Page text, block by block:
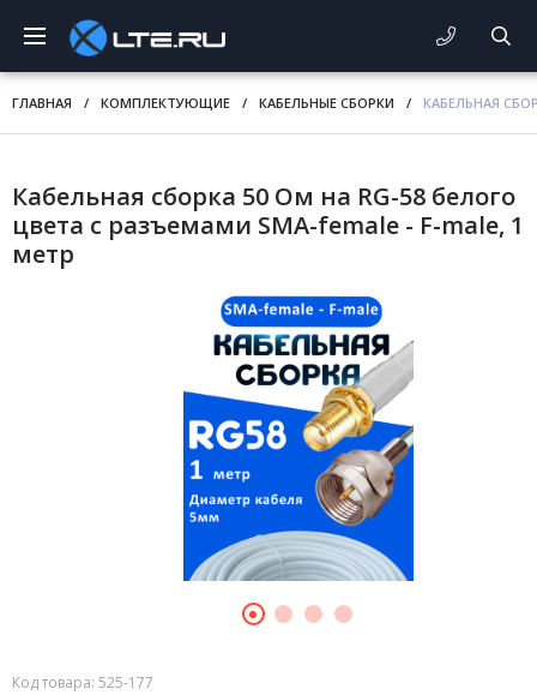
ГЛАВНАЯ / КОМПЛЕКТУЮЩИЕ / КАБЕЛЬНЫЕ СБОРКИ / КАБЕЛЬНАЯ
Кабельная сборка 50 Ом на RG-58 белого
цвета с разъемами SMA-female - F-male, 1
метр
Код товара: 525-177